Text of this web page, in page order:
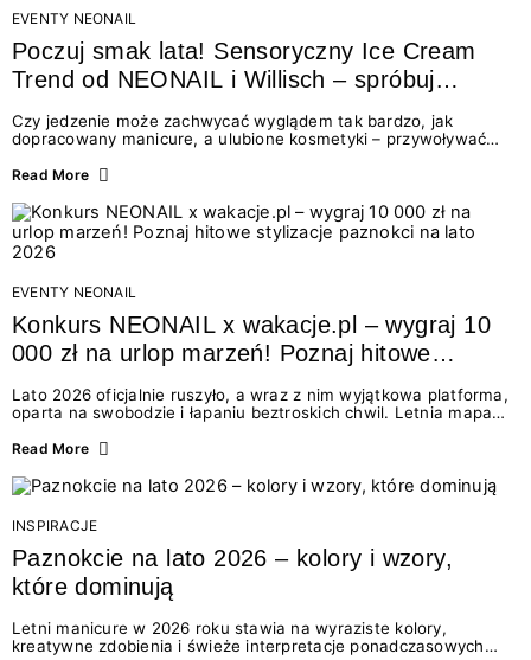
EVENTY NEONAIL
Poczuj smak lata! Sensoryczny Ice Cream
Trend od NEONAIL i Willisch – spróbuj
nowych lodów i odbierz prezent!
Czy jedzenie może zachwycać wyglądem tak bardzo, jak
dopracowany manicure, a ulubione kosmetyki – przywoływać
świata beauty i oszałamiających deserów to coś więcej niż
zmysłami: przez soczysty kolor, aksamitną teksturę,
orzeźwiający zapach i słodki akcent na podniebieniu. Tego lata
NEONAIL łączy siły z marką Willisch, tworząc unikalny projekt
na styku jedzenia i piękna....
Read More
EVENTY NEONAIL
Konkurs NEONAIL x wakacje.pl – wygraj 10
000 zł na urlop marzeń! Poznaj hitowe
Lato 2026 oficjalnie ruszyło, a wraz z nim wyjątkowa platforma,
oparta na swobodzie i łapaniu beztroskich chwil. Letnia mapa
doświadczenia wakacji – od spontanicznych wyjazdów, przez
Motywem przewodnim jest eksplorowanie i kolekcjonowanie
letnich momentów. Z tej okazji przygotowaliśmy coś absolutnie
wyjątkowego: wielki konkurs z wakacje.pl oraz dawkę
najgorętszych trendów w...
Read More
INSPIRACJE
Paznokcie na lato 2026 – kolory i wzory,
które dominują
Letni manicure w 2026 roku stawia na wyraziste kolory,
kreatywne zdobienia i świeże interpretacje ponadczasowych